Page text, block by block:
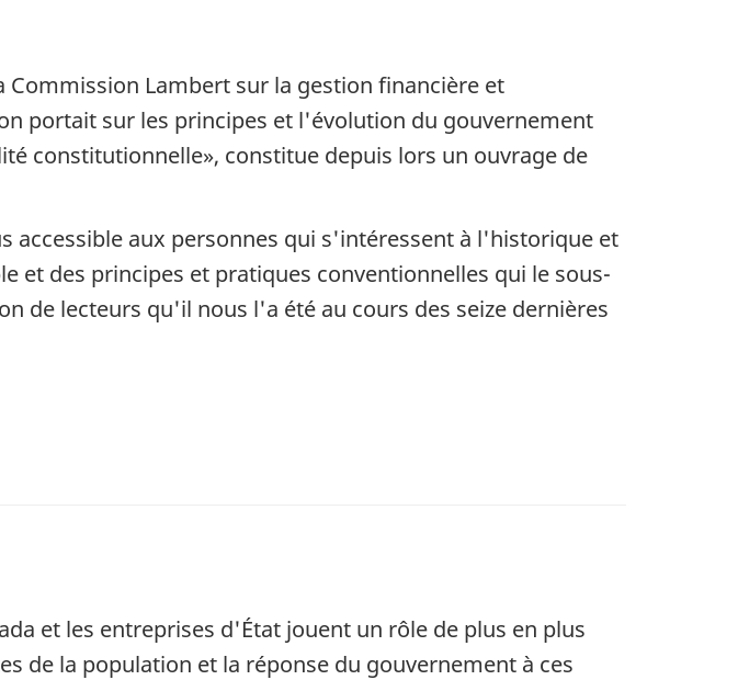
Commission Lambert sur la gestion financière et
portait sur les principes et l'évolution du gouvernement
constitutionnelle», constitue depuis lors un ouvrage de
aux personnes qui s'intéressent à l'historique et
et des principes et pratiques conventionnelles qui le sous-
de lecteurs qu'il nous l'a été au cours des seize dernières
et les entreprises d'État jouent un rôle de plus en plus
de la population et la réponse du gouvernement à ces